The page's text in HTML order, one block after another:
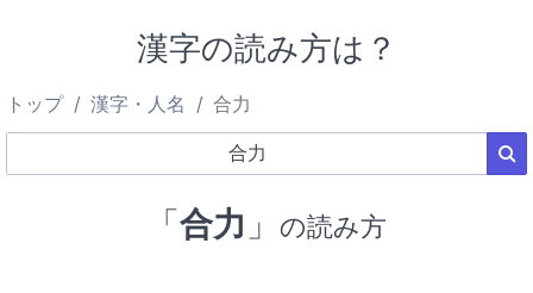
漢字の読み方は？
トップ 漢字・人名 合力
「合力 」 の読み方